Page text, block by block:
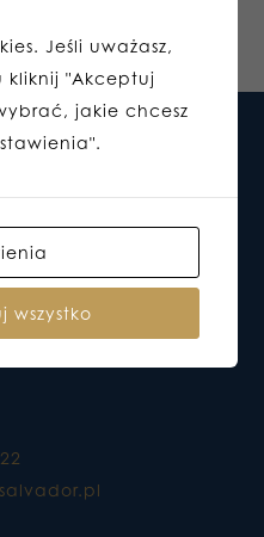
CHCESZ WRACAĆ
Jeśli uważasz,
kliknij "Akceptuj
jakie chcesz
wszystko